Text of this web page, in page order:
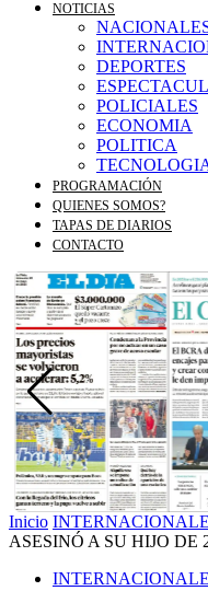
NOTICIAS
DEPORTES
POLICIALES
ECONOMIA
POLITICA
PROGRAMACIÓN
QUIENES SOMOS?
TAPAS DE DIARIOS
CONTACTO
Inicio
ASESINÓ A SU HIJO DE